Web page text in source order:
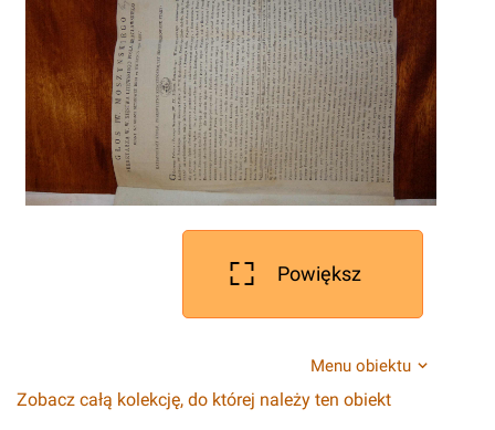
Powiększ
Menu obiektu
Zobacz całą kolekcję, do której należy ten obiekt